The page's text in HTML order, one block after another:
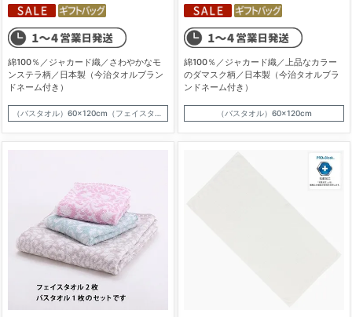
綿100％／ジャカード織／さわやかなモ
ンステラ柄／日本製（今治タオルブラン
ドネーム付き）
（バスタオル）60×120cm（フェイスタオル）34×80cm
綿100％／ジャカード織／上品なカラー
のダマスク柄／日本製（今治タオルブラ
ンドネーム付き）
（バスタオル）60×120cm